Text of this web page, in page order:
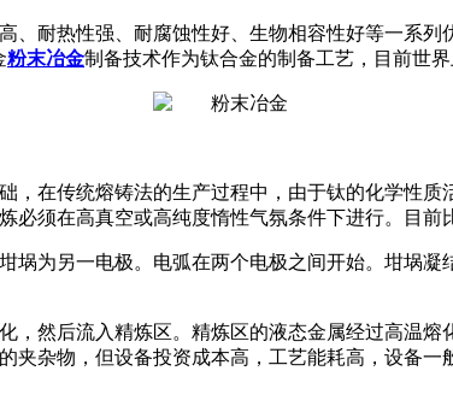
耐热性强、耐腐蚀性好、生物相容性好等一系列
粉末冶金制备技术作为钛合金的制备工艺，目前世
，在传统熔铸法的生产过程中，由于钛的化学性
须在高真空或高纯度惰性气氛条件下进行。目前
埚为另一电极。电弧在两个电极之间开始。坩埚
，然后流入精炼区。精炼区的液态金属经过高温
杂物，但设备投资成本高，工艺能耗高，设备